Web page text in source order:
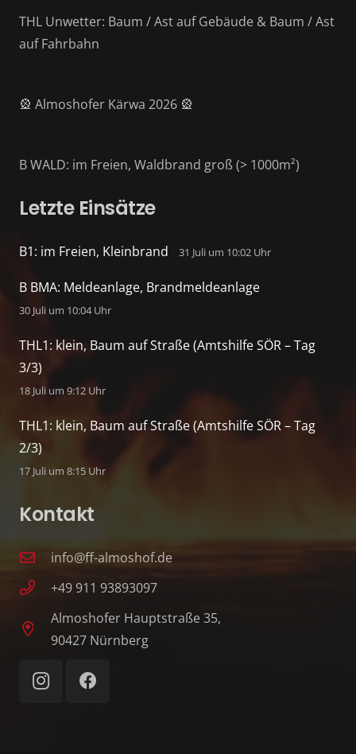
THL Unwetter: Baum / Ast auf Gebäude & Baum / Ast
auf Fahrbahn
🎡 Almoshofer Kärwa 2026 🎡
B WALD: im Freien, Waldbrand groß (> 1000m²)
Letzte Einsätze
B1: im Freien, Kleinbrand 31 Juli um 10:02 Uhr
B BMA: Meldeanlage, Brandmeldeanlage
30 Juli um 10:04 Uhr
THL1: klein, Baum auf Straße (Amtshilfe SÖR – Tag
3/3)
18 Juli um 9:12 Uhr
THL1: klein, Baum auf Straße (Amtshilfe SÖR – Tag
2/3)
17 Juli um 8:15 Uhr
Kontakt
info@ff-almoshof.de
+49 911 93893097
Almoshofer Hauptstraße 35,
90427 Nürnberg